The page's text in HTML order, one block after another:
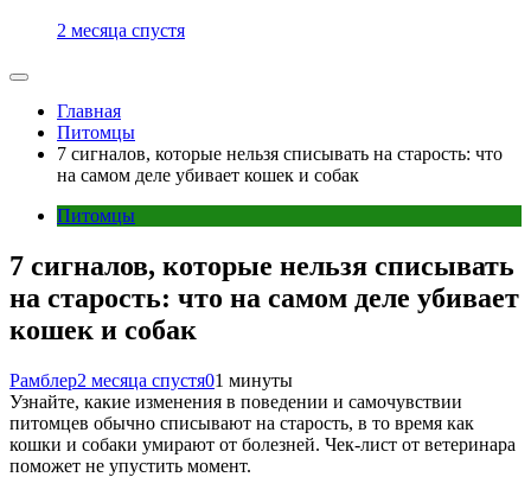
2 месяца спустя
Главная
Питомцы
7 сигналов, которые нельзя списывать на старость: что
на самом деле убивает кошек и собак
Питомцы
7 сигналов, которые нельзя списывать
на старость: что на самом деле убивает
кошек и собак
Рамблер2 месяца спустя01 минуты
Узнайте, какие изменения в поведении и самочувствии
питомцев обычно списывают на старость, в то время как
кошки и собаки умирают от болезней. Чек-лист от ветеринара
поможет не упустить момент.